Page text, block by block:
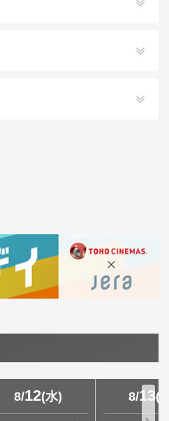
8/12(水) 8/13(